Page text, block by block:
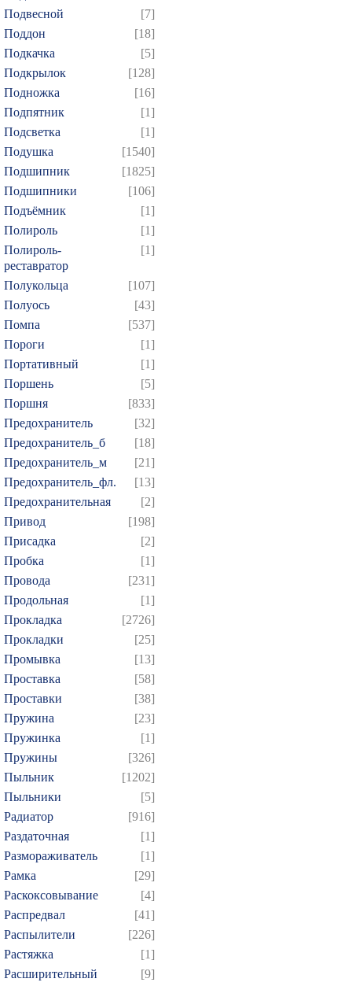
Подвесной
[7]
Поддон
[18]
Подкачка
[5]
Подкрылок
[128]
Подножка
[16]
Подпятник
[1]
Подсветка
[1]
Подушка
[1540]
Подшипник
[1825]
Подшипники
[106]
Подъёмник
[1]
Полироль
[1]
Полироль-
реставратор
[1]
Полукольца
[107]
Полуось
[43]
Помпа
[537]
Пороги
[1]
Портативный
[1]
Поршень
[5]
Поршня
[833]
Предохранитель
[32]
Предохранитель_б
[18]
Предохранитель_м
[21]
Предохранитель_фл.
[13]
Предохранительная
[2]
Привод
[198]
Присадка
[2]
Пробка
[1]
Провода
[231]
Продольная
[1]
Прокладка
[2726]
Прокладки
[25]
Промывка
[13]
Проставка
[58]
Проставки
[38]
Пружина
[23]
Пружинка
[1]
Пружины
[326]
Пыльник
[1202]
Пыльники
[5]
Радиатор
[916]
Раздаточная
[1]
Размораживатель
[1]
Рамка
[29]
Раскоксовывание
[4]
Распредвал
[41]
Распылители
[226]
Растяжка
[1]
Расширительный
[9]